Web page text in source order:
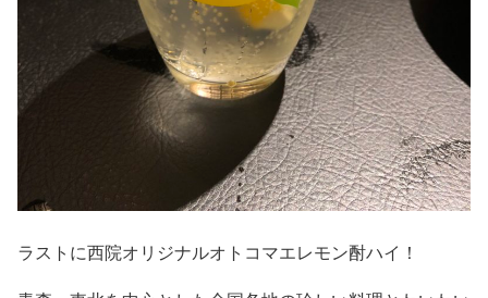
ラストに西院オリジナルオトコマエレモン酎ハイ！